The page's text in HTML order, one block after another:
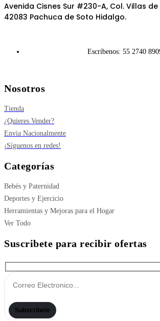
Avenida Cisnes Sur #230-A, Col. Villas de
42083 Pachuca de Soto Hidalgo.
Escríbenos: 55 2740
Nosotros
Tienda
¿Quieres Vender?
Envia Nacionalmente
¡Síguenos en redes!
Categorías
Bebés y Paternidad
Deportes y Ejercicio
Herramientas y Mejoras para el Hogar
Ver Todo
Suscribete para recibir ofertas
Subscribete